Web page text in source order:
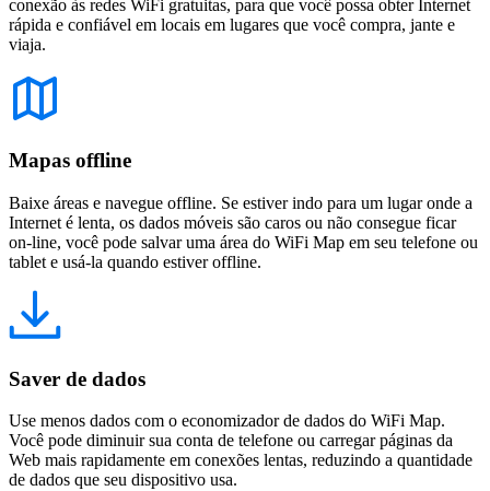
conexão às redes WiFi gratuitas, para que você possa obter Internet
rápida e confiável em locais em lugares que você compra, jante e
viaja.
Mapas offline
Baixe áreas e navegue offline. Se estiver indo para um lugar onde a
Internet é lenta, os dados móveis são caros ou não consegue ficar
on-line, você pode salvar uma área do WiFi Map em seu telefone ou
tablet e usá-la quando estiver offline.
Saver de dados
Use menos dados com o economizador de dados do WiFi Map.
Você pode diminuir sua conta de telefone ou carregar páginas da
Web mais rapidamente em conexões lentas, reduzindo a quantidade
de dados que seu dispositivo usa.